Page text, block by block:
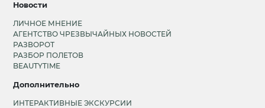
Новости
ЛИЧНОЕ МНЕНИЕ
АГЕНТСТВО ЧРЕЗВЫЧАЙНЫХ НОВОСТЕЙ
РАЗВОРОТ
РАЗБОР ПОЛЕТОВ
BEAUTYTIME
Дополнительно
ИНТЕРАКТИВНЫЕ ЭКСКУРСИИ